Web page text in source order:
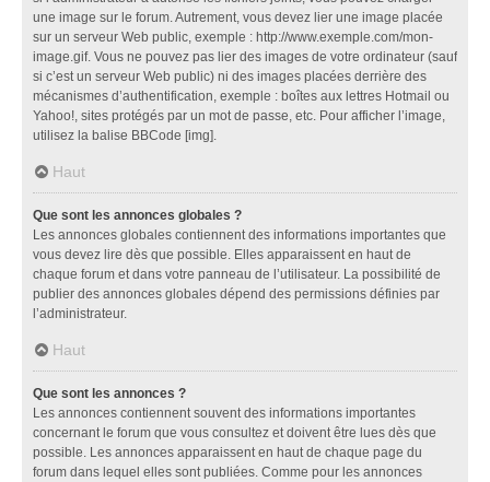
une image sur le forum. Autrement, vous devez lier une image placée
sur un serveur Web public, exemple : http://www.exemple.com/mon-
image.gif. Vous ne pouvez pas lier des images de votre ordinateur (sauf
si c’est un serveur Web public) ni des images placées derrière des
mécanismes d’authentification, exemple : boîtes aux lettres Hotmail ou
Yahoo!, sites protégés par un mot de passe, etc. Pour afficher l’image,
utilisez la balise BBCode [img].
Haut
Que sont les annonces globales ?
Les annonces globales contiennent des informations importantes que
vous devez lire dès que possible. Elles apparaissent en haut de
chaque forum et dans votre panneau de l’utilisateur. La possibilité de
publier des annonces globales dépend des permissions définies par
l’administrateur.
Haut
Que sont les annonces ?
Les annonces contiennent souvent des informations importantes
concernant le forum que vous consultez et doivent être lues dès que
possible. Les annonces apparaissent en haut de chaque page du
forum dans lequel elles sont publiées. Comme pour les annonces